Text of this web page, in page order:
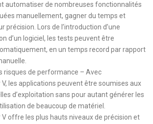
automatiser de nombreuses fonctionnalités
manuellement, gagner du temps et
précision. Lors de l’introduction d’une
d’un logiciel, les tests peuvent être
en un temps record par rapport
risques de performance – Avec
les applications peuvent être soumises aux
d’exploitation sans pour autant générer les
de beaucoup de matériel.
offre les plus hauts niveaux de précision et